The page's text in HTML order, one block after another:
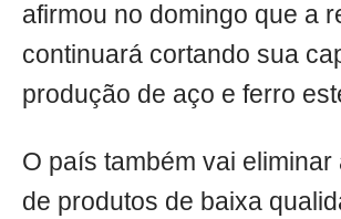
afirmou no domingo que a
continuará cortando sua
produção de aço e ferro
O país também vai eliminar
de produtos de baixa